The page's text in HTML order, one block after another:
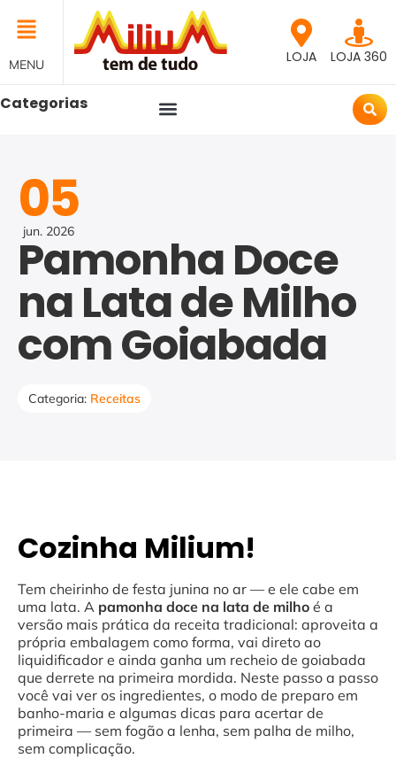
MENU LOJA LOJA 360
Categorias
05
jun. 2026
Pamonha Doce
na Lata de Milho
com Goiabada
Categoria: Receitas
Cozinha Milium!
Tem cheirinho de festa junina no ar — e ele cabe em
uma lata. A pamonha doce na lata de milho é a
versão mais prática da receita tradicional: aproveita a
própria embalagem como forma, vai direto ao
liquidificador e ainda ganha um recheio de goiabada
que derrete na primeira mordida. Neste passo a passo
você vai ver os ingredientes, o modo de preparo em
banho-maria e algumas dicas para acertar de
primeira — sem fogão a lenha, sem palha de milho,
sem complicação.